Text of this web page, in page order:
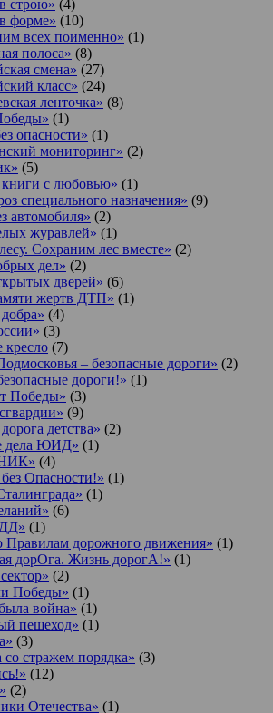
строю» (4)
форме» (10)
всех поименно» (1)
полоса» (8)
смена» (27)
класс» (24)
ленточка» (8)
(1)
опасности» (1)
мониторинг» (2)
(5)
книги с любовью» (1)
специального назначения» (9)
автомобиля» (2)
журавлей» (1)
Сохраним лес вместе» (2)
дел» (2)
дверей» (6)
жертв ДТП» (1)
(4)
(3)
кресло (7)
– безопасные дороги» (2)
дороги!» (1)
Победы» (3)
(9)
детства» (2)
дела ЮИД» (1)
(4)
Опасности!» (1)
(1)
(6)
(1)
Правилам дорожного движения» (1)
дорОга. Жизнь дорогА!» (1)
(2)
Победы» (1)
война» (1)
пешеход» (1)
(3)
со стражем порядка» (3)
(12)
(2)
Отечества» (1)